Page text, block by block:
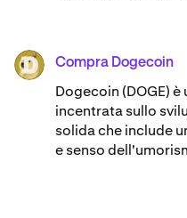
DOGE Compra Dogecoin
Dogecoin (DOGE)
incentrata sullo
solida che include
e senso